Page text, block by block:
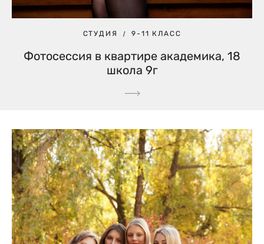
СТУДИЯ 9-11 КЛАСС
Фотосессия в квартире академика, 18
школа 9г